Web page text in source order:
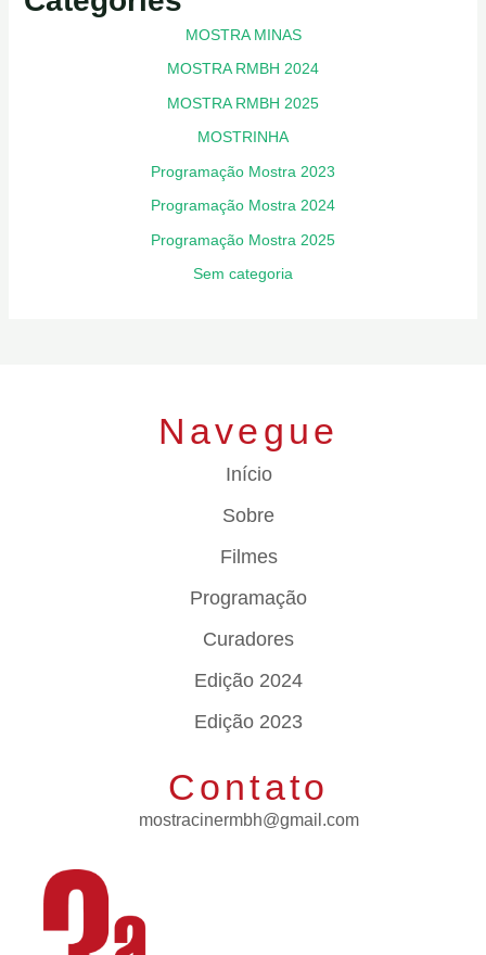
MOSTRA MINAS
MOSTRA RMBH 2024
MOSTRA RMBH 2025
MOSTRINHA
Programação Mostra 2023
Programação Mostra 2024
Programação Mostra 2025
Sem categoria
Navegue
Início
Sobre
Filmes
Programação
Curadores
Edição 2024
Edição 2023
Contato
mostracinermbh@gmail.com